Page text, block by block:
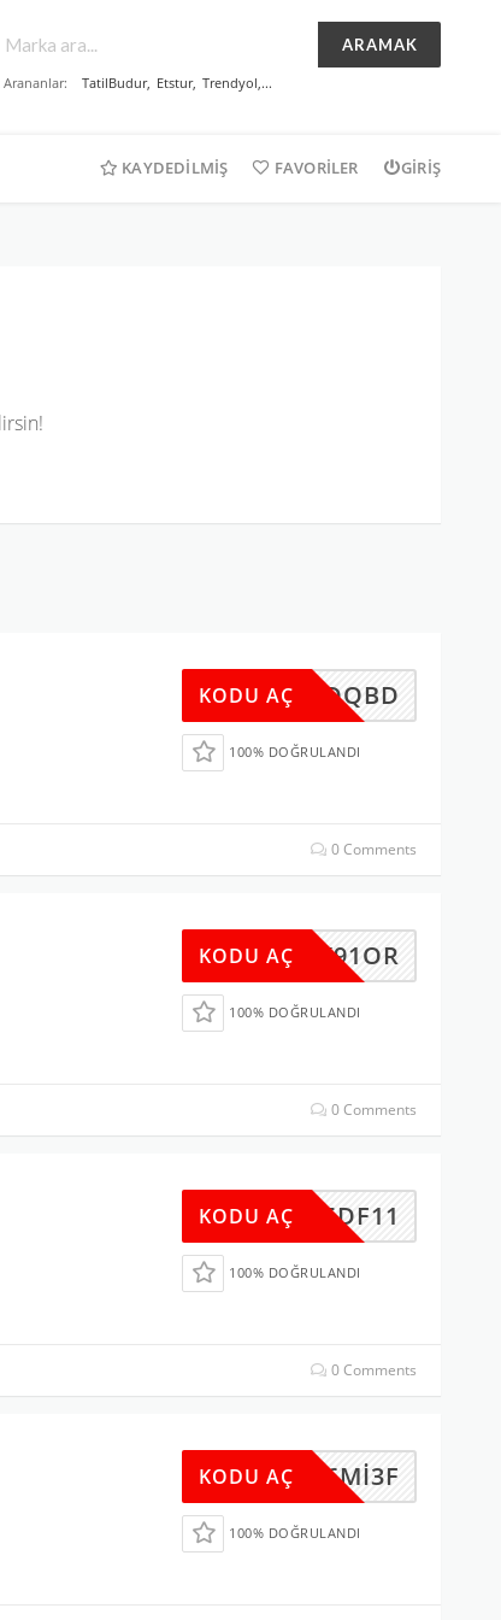
ARAMAK
Arananlar: TatilBudur, Etstur, Trendyol,...
KAYDEDILMIŞ FAVORILER GIRIŞ
MKDQBD
KODU AÇ
100% DOĞRULANDI
0 Comments
22FX91OR
KODU AÇ
100% DOĞRULANDI
0 Comments
F5DF11
KODU AÇ
100% DOĞRULANDI
0 Comments
D6MI3F
KODU AÇ
100% DOĞRULANDI